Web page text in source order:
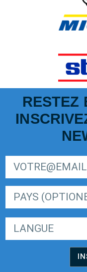
RESTEZ